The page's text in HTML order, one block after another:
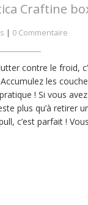
Craftine
| 0 Commentaire
contre le froid,
les
! Si vous
plus qu’à retirer
c’est parfait ! Vous
pull Romantica, vous